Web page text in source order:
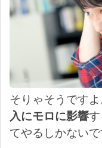
そりゃそうですよ
入にモロに影響
てやるしかないで